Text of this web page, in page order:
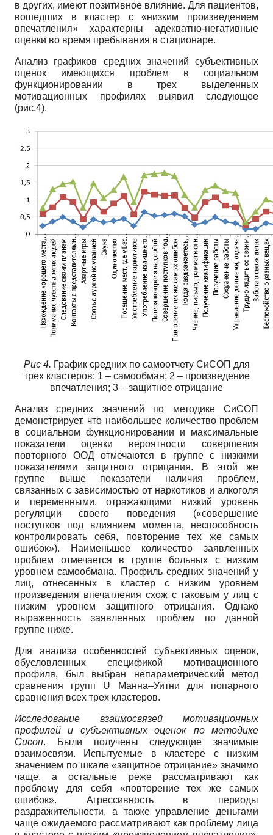
в других, имеют позитивное влияние. Для пациентов,
вошедших в кластер с «низким произведением
впечатления» характерны адекватно-негативные
оценки во время пребывания в стационаре.
Анализ графиков средних значений субъективных
оценок имеющихся проблем в социальном
функционировании в трех выделенных
мотивационных профилях выявил следующее
(рис.4).
Рис 4. График средних по самоотчету СиСОП для
трех кластеров: 1 – самообман; 2 – произведение
впечатления; 3 – защитное отрицание
Анализ средних значений по методике СиСОП
демонстрирует, что наибольшее количество проблем
в социальном функционировании и максимальные
показатели оценки вероятности совершения
повторного ООД отмечаются в группе с низкими
показателями защитного отрицания. В этой же
группе выше показатели наличия проблем,
связанных с зависимостью от наркотиков и алкоголя
и переменными, отражающими низкий уровень
регуляции своего поведения («совершение
поступков под влиянием момента, неспособность
контролировать себя, повторение тех же самых
ошибок»). Наименьшее количество заявленных
проблем отмечается в группе больных с низким
уровнем самообмана. Профиль средних значений у
лиц, отнесенных в кластер с низким уровнем
произведения впечатления схож с таковым у лиц с
низким уровнем защитного отрицания. Однако
выраженность заявленных проблем по данной
группе ниже.
Для анализа особенностей субъективных оценок,
обусловленных спецификой мотивационного
профиля, был выбран непараметрический метод
сравнения групп U Манна–Уитни для попарного
сравнения всех трех кластеров.
Исследование взаимосвязей мотивационных
профилей и субъективных оценок по методике
Сисоп. Были получены следующие значимые
взаимосвязи. Испытуемые в кластере с низким
значением по шкале «защитное отрицание» значимо
чаще, а остальные реже рассматривают как
проблему для себя «повторение тех же самых
ошибок». Агрессивность в периоды
раздражительности, а также управление деньгами
чаще ожидаемого рассматривают как проблему лица